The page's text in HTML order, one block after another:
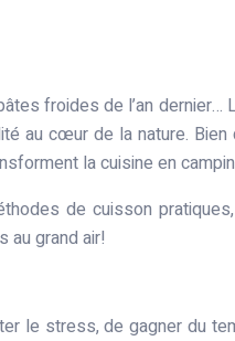
froides de l’an
au cœur de la nature.
la cuisine en
de cuisson
au grand air!
le stress, de gagner du